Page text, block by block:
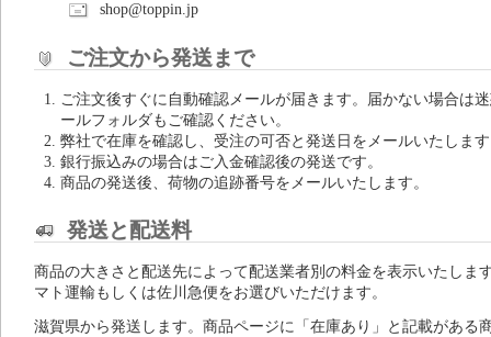
shop@toppin.jp
ご注文から発送まで
ご注文後すぐに自動確認メールが届きます。届かない場合は
ールフォルダもご確認ください。
弊社で在庫を確認し、受注の可否と発送日をメールいたしま
銀行振込みの場合はご入金確認後の発送です。
商品の発送後、荷物の追跡番号をメールいたします。
発送と配送料
商品の大きさと配送先によって配送業者別の料金を表示いたしま
マト運輸もしくは佐川急便をお選びいただけます。
滋賀県から発送します。商品ページに「在庫あり」と記載がある